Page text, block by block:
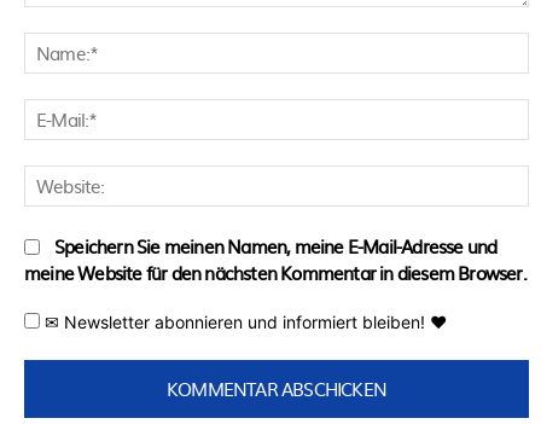
Speichern Sie meinen Namen, meine E-Mail-Adresse und
meine Website für den nächsten Kommentar in diesem Browser.
✉ Newsletter abonnieren und informiert bleiben! ♥